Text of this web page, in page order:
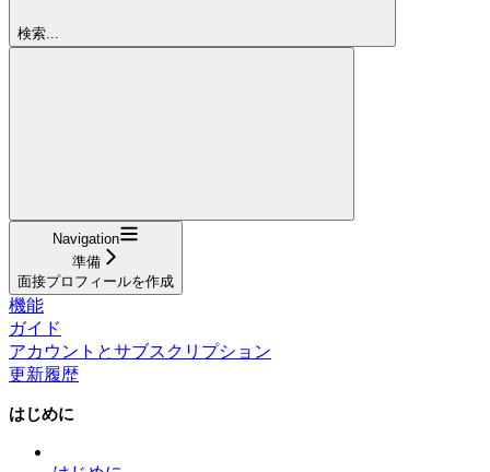
検索...
Navigation
準備
面接プロフィールを作成
機能
ガイド
アカウントとサブスクリプション
更新履歴
はじめに